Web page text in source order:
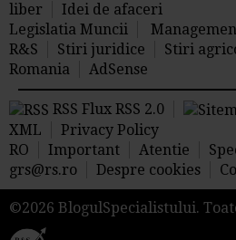
liber
Idei de afaceri
Legislatia Muncii
R&S
Stiri juridice
Stiri
Romania
AdSense
RSS Flux RSS 2.0
XML
Privacy Policy
RO
Important Atentie
grs@rs.ro
Despre cookies
©2026 BlogulSpecialistului.